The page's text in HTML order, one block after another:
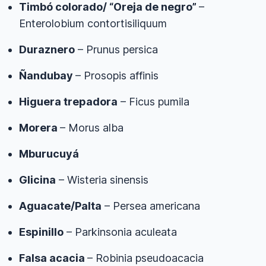
Timbó colorado/ “Oreja de negro” –
Enterolobium contortisiliquum
Duraznero – Prunus persica
Ñandubay – Prosopis affinis
Higuera trepadora – Ficus pumila
Morera – Morus alba
Mburucuyá
Glicina – Wisteria sinensis
Aguacate/Palta – Persea americana
Espinillo – Parkinsonia aculeata
Falsa acacia – Robinia pseudoacacia